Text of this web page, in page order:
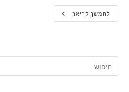
להמשך קריאהבאיזה
אנטי-וירוס